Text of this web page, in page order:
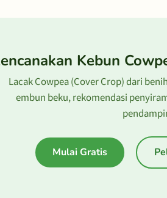
Kebun
Lacak Cowpea (Cover Crop) dari
embun beku, rekomendasi
Mulai Gratis